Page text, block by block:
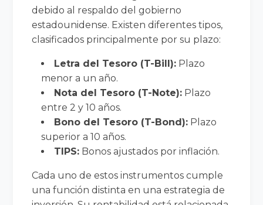
debido al respaldo del gobierno
estadounidense. Existen diferentes tipos,
clasificados principalmente por su plazo:
Letra del Tesoro (T-Bill): Plazo
menor a un año.
Nota del Tesoro (T-Note): Plazo
entre 2 y 10 años.
Bono del Tesoro (T-Bond): Plazo
superior a 10 años.
TIPS: Bonos ajustados por inflación.
Cada uno de estos instrumentos cumple
una función distinta en una estrategia de